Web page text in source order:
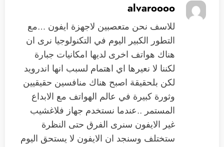
alvaroooo
للاسف نحن متعصبين لاجهزة ايفون …مع
التطور الكبير اليوم في التكنولوجيا نرى ان
هناك هواتف اخرى لديها امكانيات جبارة
لكننا لا نعيرها اي اهتمام لسبب انها اندرويد
لكن بلحقيقة اصبح هناك منافسين حقيقيين
وثورة كبيرة في عالم الهواتف مع الابداع
المستمر ..عندما نستخدم جهاز فلاغشيب
غير الايفون سنرى الفرق حتى النظرة
ستختلف وسنجد ان الايفون لا يستحق اليوم